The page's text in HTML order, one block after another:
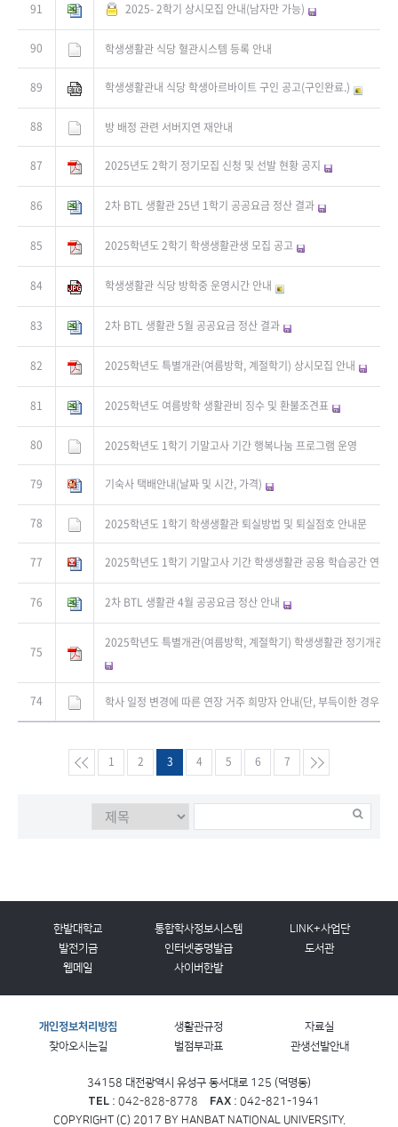
91 2025- 2학기 상시모집 안내(남자만 가능)
90 학생생활관 식당 혈관시스템 등록 안내
89 학생생활관내 식당 학생아르바이트 구인 공고(구인완료.)
88 방 배정 관련 서버지연 재안내
87 2025년도 2학기 정기모집 신청 및 선발 현황 공지
86 2차 BTL 생활관 25년 1학기 공공요금 정산 결과
85 2025학년도 2학기 학생생활관생 모집 공고
84 학생생활관 식당 방학중 운영시간 안내
83 2차 BTL 생활관 5월 공공요금 정산 결과
82 2025학년도 특별개관(여름방학, 계절학기) 상시모집 안내
81 2025학년도 여름방학 생활관비 징수 및 환불조견표
80 2025학년도 1학기 기말고사 기간 행복나눔 프로그램 운영
79 기숙사 택배안내(날짜 및 시간, 가격)
78 2025학년도 1학기 학생생활관 퇴실방법 및 퇴실점호 안내문
77 2025학년도 1학기 기말고사 기간 학생생활관 공용 학습공간 연장
76 2차 BTL 생활관 4월 공공요금 정산 안내
75
2025학년도 특별개관(여름방학, 계절학기) 학생생활관 정기개관
74 학사 일정 변경에 따른 연장 거주 희망자 안내(단, 부득이한 경우만
1 2 3 4 5 6 7
한밭대학교 통합학사정보시스템
LINK+사업단
발전기금
인터넷증명발급
도서관
웹메일
사이버한밭
개인정보처리방침 생활관규정
자료실
찾아오시는길
벌점부과표 관생선발안내
34158 대전광역시 유성구 동서대로 125 (덕명동)
TEL: 042-828-8778 FAX: 042-821-1941
COPYRIGHT (C) 2017 BY HANBAT NATIONAL UNIVERSITY.